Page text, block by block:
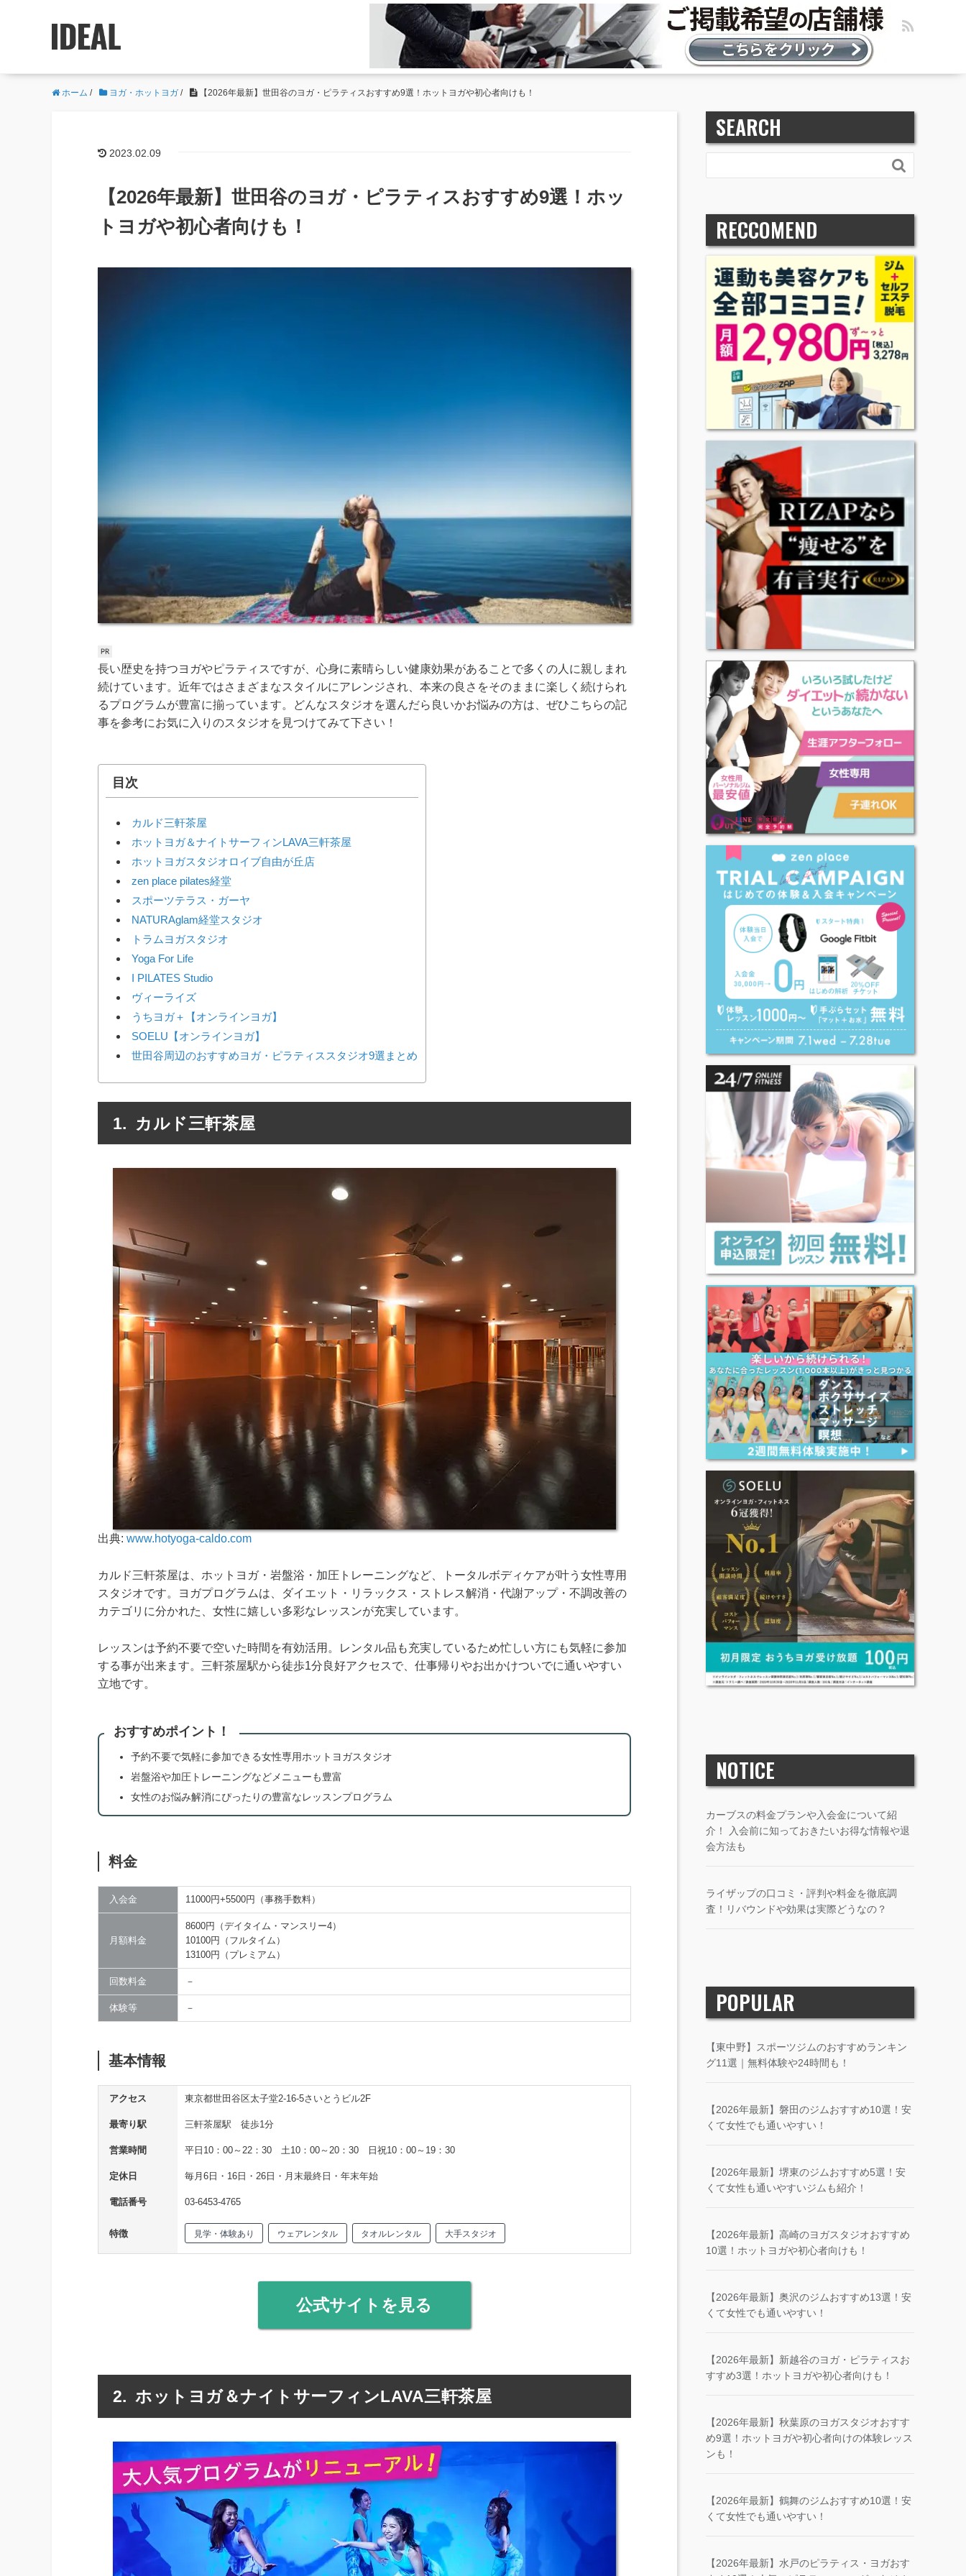
ホーム / ヨガ・ホットヨガ / 【2026年最新】世田谷のヨガ・ピラティスおすすめ9選！ホットヨガや初心者向けも！
2023.02.09
【2026年最新】世田谷のヨガ・ピラティスおすすめ9選！ホッ
トヨガや初心者向けも！
長い歴史を持つヨガやピラティスですが、心身に素晴らしい健康効果があることで多くの人に親しまれ
続けています。近年ではさまざまなスタイルにアレンジされ、本来の良さをそのままに楽しく続けられ
るプログラムが豊富に揃っています。どんなスタジオを選んだら良いかお悩みの方は、ぜひこちらの記
事を参考にお気に入りのスタジオを見つけてみて下さい！
目次
カルド三軒茶屋
ホットヨガ＆ナイトサーフィンLAVA三軒茶屋
ホットヨガスタジオロイブ自由が丘店
zen place pilates経堂
スポーツテラス・ガーヤ
NATURAglam経堂スタジオ
トラムヨガスタジオ
Yoga For Life
I PILATES Studio
ヴィーライズ
うちヨガ＋【オンラインヨガ】
SOELU【オンラインヨガ】
世田谷周辺のおすすめヨガ・ピラティススタジオ9選まとめ
カルド三軒茶屋
出典: www.hotyoga-caldo.com
カルド三軒茶屋は、ホットヨガ・岩盤浴・加圧トレーニングなど、トータルボディケアが叶う女性専用
スタジオです。ヨガプログラムは、ダイエット・リラックス・ストレス解消・代謝アップ・不調改善の
カテゴリに分かれた、女性に嬉しい多彩なレッスンが充実しています。
レッスンは予約不要で空いた時間を有効活用。レンタル品も充実しているため忙しい方にも気軽に参加
する事が出来ます。三軒茶屋駅から徒歩1分良好アクセスで、仕事帰りやお出かけついでに通いやすい
立地です。
おすすめポイント！
予約不要で気軽に参加できる女性専用ホットヨガスタジオ
岩盤浴や加圧トレーニングなどメニューも豊富
女性のお悩み解消にぴったりの豊富なレッスンプログラム
料金
入会金 11000円+5500円（事務手数料）
月額料金
8600円（デイタイム・マンスリー4）
10100円（フルタイム）
13100円（プレミアム）
回数料金 －
体験等 －
基本情報
アクセス 東京都世田谷区太子堂2-16-5さいとうビル2F
最寄り駅 三軒茶屋駅 徒歩1分
営業時間 平日10：00～22：30 土10：00～20：30 日祝10：00～19：30
定休日 毎月6日・16日・26日・月末最終日・年末年始
電話番号 03-6453-4765
特徴 見学・体験あり ウェアレンタル タオルレンタル 大手スタジオ
公式サイトを見る
ホットヨガ＆ナイトサーフィンLAVA三軒茶屋
SEARCH

RECCOMEND
NOTICE
カーブスの料金プランや入会金について紹
介！ 入会前に知っておきたいお得な情報や退
会方法も
ライザップの口コミ・評判や料金を徹底調
査！リバウンドや効果は実際どうなの？
POPULAR
【東中野】スポーツジムのおすすめランキン
グ11選｜無料体験や24時間も！
【2026年最新】磐田のジムおすすめ10選！安
くて女性でも通いやすい！
【2026年最新】堺東のジムおすすめ5選！安
くて女性も通いやすいジムも紹介！
【2026年最新】高崎のヨガスタジオおすすめ
10選！ホットヨガや初心者向けも！
【2026年最新】奥沢のジムおすすめ13選！安
くて女性でも通いやすい！
【2026年最新】新越谷のヨガ・ピラティスお
すすめ3選！ホットヨガや初心者向けも！
【2026年最新】秋葉原のヨガスタジオおすす
め9選！ホットヨガや初心者向けの体験レッス
ンも！
【2026年最新】鶴舞のジムおすすめ10選！安
くて女性でも通いやすい！
【2026年最新】水戸のピラティス・ヨガおす